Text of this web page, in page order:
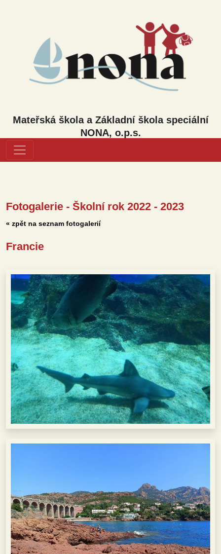
Mateřská škola a Základní škola speciální
NONA, o.p.s.
Fotogalerie - Školní rok 2022 - 2023
« zpět na seznam fotogalerií
Francie